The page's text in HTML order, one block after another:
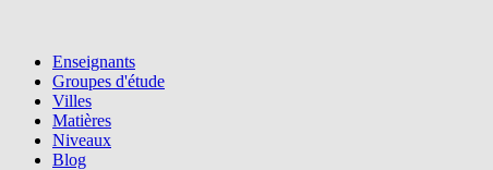
Enseignants
Groupes d'étude
Villes
Matières
Niveaux
Blog